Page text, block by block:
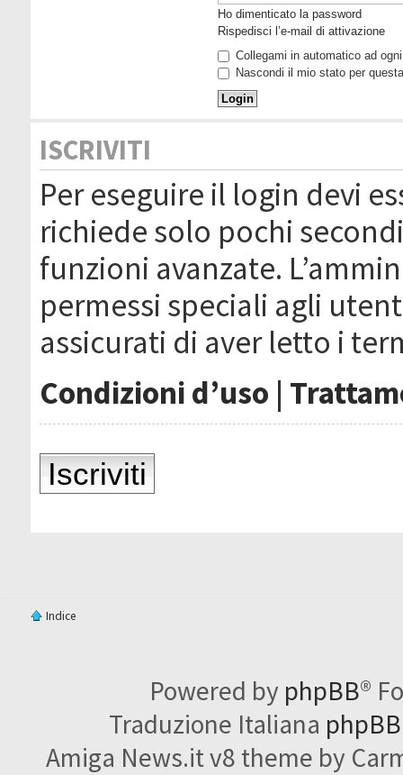
Ho dimenticato la password
Rispedisci l’e-mail di attivazione
Collegami in automatico ad
Nascondi il mio stato per
ISCRIVITI
Per eseguire il login devi
richiede solo pochi
funzioni avanzate.
permessi speciali agli
assicurati di aver letto i
Condizioni d’uso |
Iscriviti
Indice
Powered by phpBB®
Traduzione Italiana
Amiga News.it v8 theme by